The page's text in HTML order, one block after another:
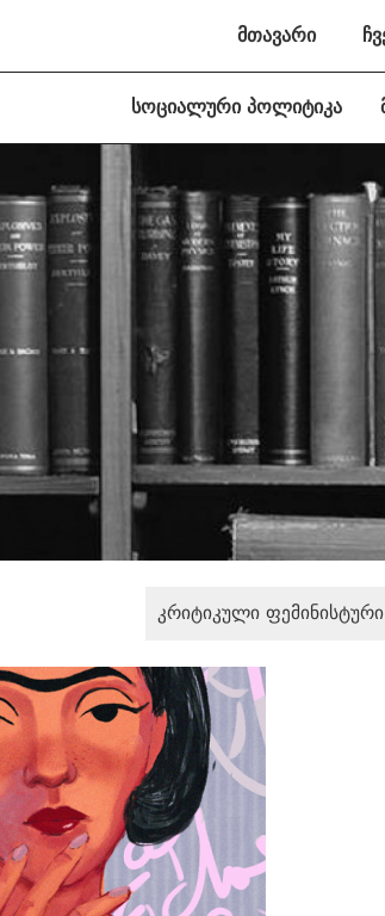
მთავარი
სოციალური პოლიტიკა
კრიტიკული